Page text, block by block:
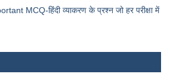
MCQ-हिंदी व्याकरण के प्रश्न जो हर परीक्षा में